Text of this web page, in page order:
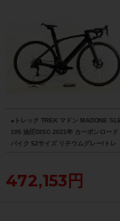
●トレック TREK マドン MADONE SL6
105 油圧DISC 2021年 カーボンロード
バイク 52サイズ リチウムグレー/トレ
472,153円